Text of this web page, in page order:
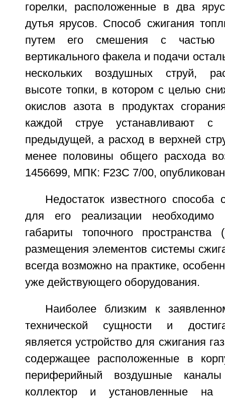
горелки, расположенные в два
дутья ярусов. Способ сжигания
путем его смешения с частью
вертикального факела и подачи
нескольких воздушных струй,
высоте топки, в котором с целью
окислов азота в продуктах
каждой струе устанавливают с
предыдущей, а расход в верхней
менее половины общего расхода
1456699, МПК: F23C 7/00,
Недостаток известного
для его реализации необходимо
габариты топочного
размещения элементов системы
всегда возможно на практике,
уже действующего оборудования.
Наиболее близким к
технической сущности и
является устройство для сжигания
содержащее расположенные в
периферийный воздушные
коллектор и установленные на